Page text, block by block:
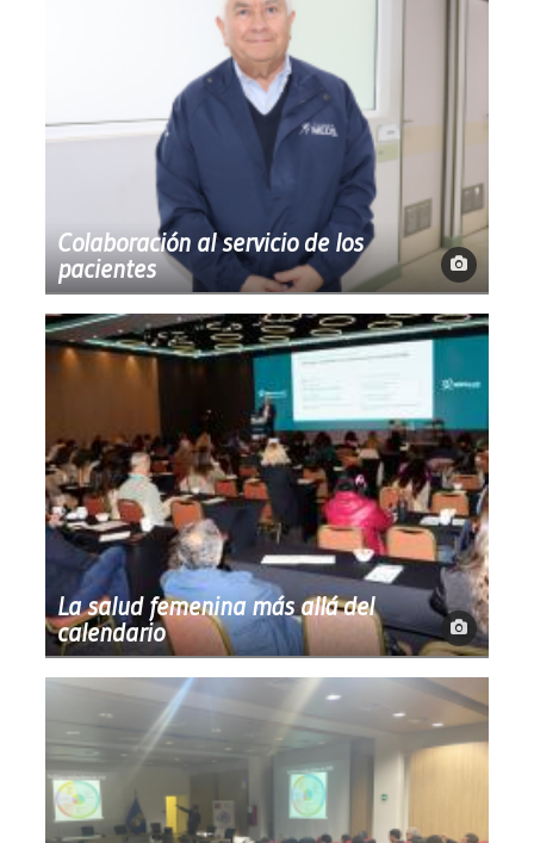
Colaboración al servicio de los
pacientes
La salud femenina más allá del
calendario